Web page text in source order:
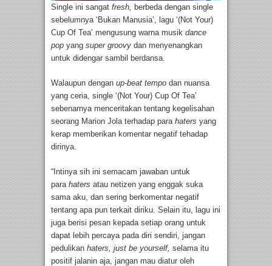
Single ini sangat fresh, berbeda dengan single
sebelumnya ‘Bukan Manusia’, lagu ‘(Not Your)
Cup Of Tea’ mengusung warna musik dance
pop yang super groovy dan menyenangkan
untuk didengar sambil berdansa.
Walaupun dengan up-beat tempo dan nuansa
yang ceria, single ‘(Not Your) Cup Of Tea’
sebenarnya menceritakan tentang kegelisahan
seorang Marion Jola terhadap para haters yang
kerap memberikan komentar negatif tehadap
dirinya.
“Intinya sih ini semacam jawaban untuk
para haters atau netizen yang enggak suka
sama aku, dan sering berkomentar negatif
tentang apa pun terkait diriku. Selain itu, lagu ini
juga berisi pesan kepada setiap orang untuk
dapat lebih percaya pada diri sendiri, jangan
pedulikan haters, just be yourself, selama itu
positif jalanin aja, jangan mau diatur oleh